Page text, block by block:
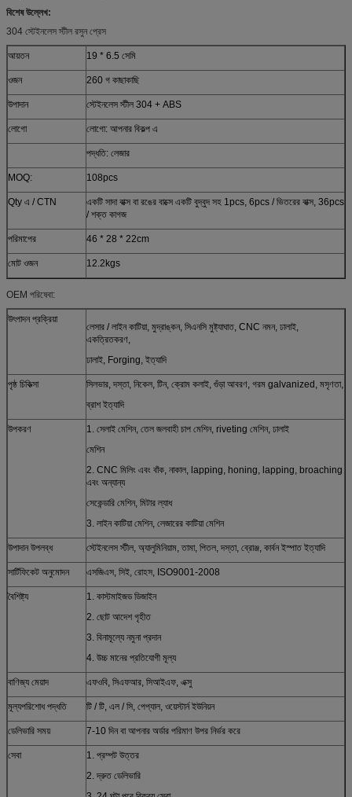
বিশেষ উল্লেখ:
304 স্টেইনলেস স্টীল রসুন প্রেস
আয়তন 19 * 6.5 সেমি
ওজন 260 গ কাছাকাছি
উপাদান স্টেইনলেস স্টীল 304 + ABS
লোগো লোগো: আপনার বিকল্প এ
পদ্ধতি: লেজার
MOQ: 108pcs
Qty এ / CTN
একটি সাদা বাক্স বা রঙের বাক্সে একটি বুদ্বুদ সহ 1pcs, 6pcs / ভিতরের বাক্স, 36pcs
/ শক্ত কাগজ
পরিমাপের 46 * 28 * 22cm
মোট ওজন 12.2kgs
OEM পরিষেবা:
উৎপাদন প্রক্রিয়া
লেসার / লাইন কাটিয়া, মুদ্রাঙ্কন, সিএনসি মুষ্ট্যাঘাত, CNC নমন, ঢালাই,
একত্রিতকরণ,
ঢালাই, Forging, ইত্যাদি
পৃষ্ঠ চিকিত্সা
সিলভার, দস্তা, নিকেল, টিন, ক্রোম কলাই, গুঁড়া আবরণ, গরম galvanized, মসৃণতা,
ব্রাশ ইত্যাদি
উপকরণ
1. সেলাই মেশিন, তেল জলবাহী চাপ মেশিন, riveting মেশিন, ঢালাই
মেশিন
2. CNC মিলিং এবং বাঁক, নাকাল, lapping, honing, lapping, broaching
এবং অন্যান্য
সেকেন্ডারি মেশিন, মিটার ল্যাধ
3. লাইন কাটিয়া মেশিন, লেজারের কাটিয়া মেশিন
উপাদান উপলব্ধ স্টেইনলেস স্টীল, অ্যালুমিনিয়াম, তামা, পিতল, দস্তা, ব্রোঞ্জ, কার্বন ইস্পাত ইত্যাদি
সার্টিফিকেট অনুমোদন এসজিএস, সিই, রোহস, ISO9001-2008
বৈশিষ্ট্য
1. কাস্টমাইজড ডিজাইন
2. ছোট আদেশ গৃহীত
3. বিনামূল্যে নমুনা প্রদান
4. উচ্চ মানের প্রতিযোগী মূল্য
বাণিজ্য মেয়াদ এফওবি, সিএফআর, সিআইএফ, এক্সু
মূল্যপরিশোধ পদ্ধতি টি / টি, এল / সি, পেপ্যাল, ওয়েস্টার্ন ইউনিয়ন
ডেলিভারি সময় 7-10 দিন বা আপনার অর্ডার পরিমাণ উপর নির্ভর করে
সেবা
1. প্রম্পট উত্তর
2. দ্রুত ডেলিভারি